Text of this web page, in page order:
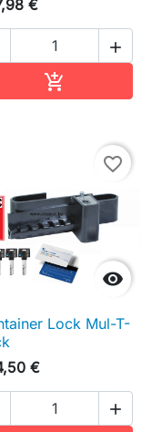
€



favorite_border
Lock Mul-T-
€
